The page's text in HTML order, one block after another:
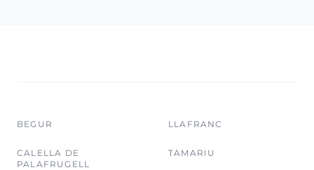
BEGUR LLAFRANC
CALELLA DE
PALAFRUGELL
TAMARIU